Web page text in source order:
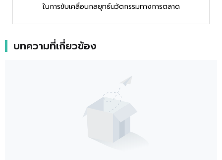
ในการขับเคลื่อนกลยุทธ์นวัตกรรมทางการตลาด
บทความที่เกี่ยวข้อง